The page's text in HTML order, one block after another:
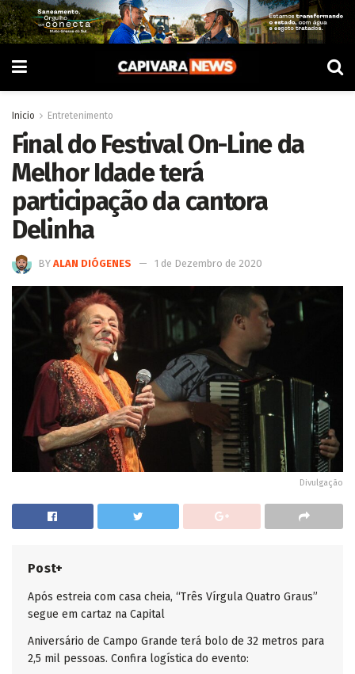
Inicio Entretenimento
Final do Festival On-Line da
Melhor Idade terá
participação da cantora
Delinha
BY ALAN DIÓGENES 1 de Dezembro de 2020
Divulgação
Post+
Após estreia com casa cheia, “Três Vírgula Quatro Graus”
segue em cartaz na Capital
Aniversário de Campo Grande terá bolo de 32 metros para
2,5 mil pessoas. Confira logística do evento: